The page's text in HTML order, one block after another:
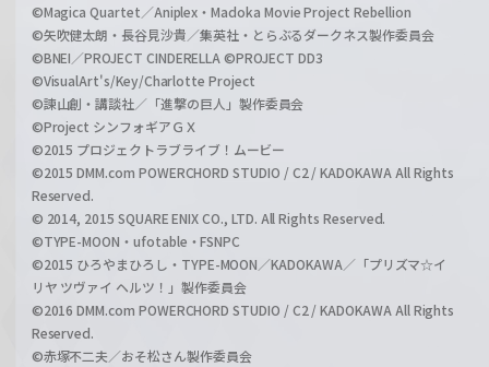
©Magica Quartet／Aniplex・Madoka Movie Project Rebellion
©矢吹健太朗・長谷見沙貴／集英社・とらぶるダークネス製作委員会
©BNEI／PROJECT CINDERELLA ©PROJECT DD3
©VisualArt's/Key/Charlotte Project
©諫山創・講談社／「進撃の巨人」製作委員会
©Project シンフォギアＧＸ
©2015 プロジェクトラブライブ！ムービー
©2015 DMM.com POWERCHORD STUDIO / C2 / KADOKAWA All Rights
Reserved.
© 2014, 2015 SQUARE ENIX CO., LTD. All Rights Reserved.
©TYPE-MOON・ufotable・FSNPC
©2015 ひろやまひろし・TYPE-MOON／KADOKAWA／「プリズマ☆イ
リヤ ツヴァイ ヘルツ！」製作委員会
©2016 DMM.com POWERCHORD STUDIO / C2 / KADOKAWA All Rights
Reserved.
©赤塚不二夫／おそ松さん製作委員会